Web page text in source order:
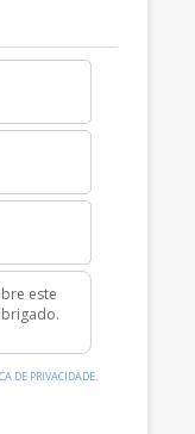
DE PRIVACIDADE.